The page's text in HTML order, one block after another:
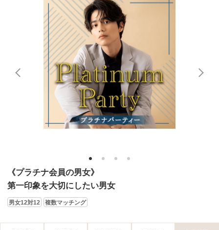
1 2 3 4
《プラチナ会員の男女》
第一印象を大切にしたい男女
男女12対12 複数マッチング